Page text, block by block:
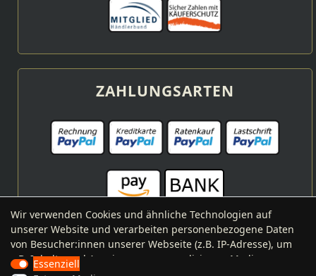
ZAHLUNGSARTEN
VERSANDARTEN
Wir verwenden Cookies und ähnliche Technologien auf
unserer Website und verarbeiten personenbezogene Daten
von Besucher:innen unserer Webseite (z.B. IP-Adresse), um
z.B. Inhalte und Anzeigen zu personalisieren, Medien von
Essenziell